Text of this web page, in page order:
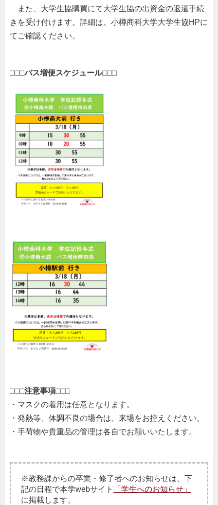
また、大学生協購買にて大学生協の出資金の返還手続
きを受け付けます。詳細は、小樽商科大学大学生協HPに
てご確認ください。
□□□バス増便スケジュール□□□
□□□注意事項□□□
・マスクの着用は任意となります。
・発熱等、体調不良の場合は、来場をお控えください。
・手荷物や貴重品の管理は各自でお願いいたします。
※教務課からの卒業・修了者へのお知らせは、下
記の日程で本学webサイト
「学生へのお知らせ」
に掲載します。